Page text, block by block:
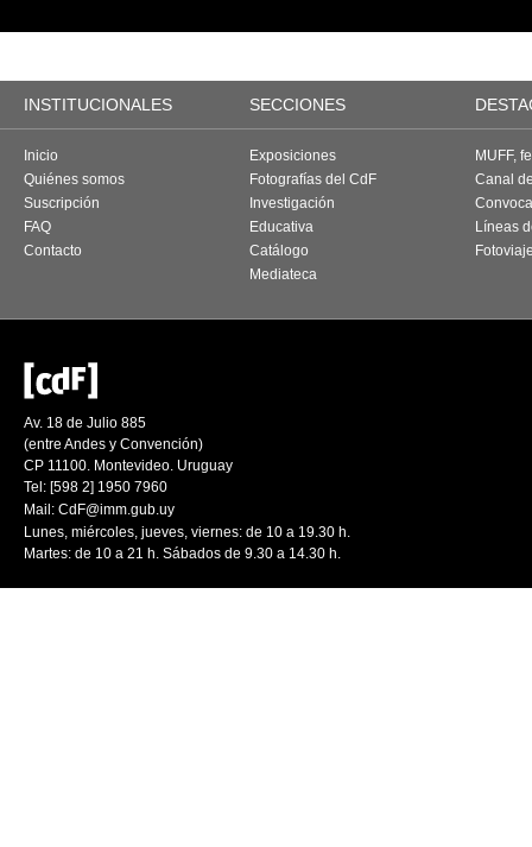
INSTITUCIONALES SECCIONES
Inicio
Quiénes somos
Suscripción
FAQ
Contacto
Exposiciones
Fotografías del CdF
Investigación
Educativa
Catálogo
Mediateca
MUFF,
Canal
Líneas
Av. 18 de Julio 885
(entre Andes y Convención)
CP 11100. Montevideo. Uruguay
Tel: [598 2] 1950 7960
Mail: CdF@imm.gub.uy
Lunes, miércoles, jueves, viernes: de 10 a 19.30 h.
Martes: de 10 a 21 h. Sábados de 9.30 a 14.30 h.